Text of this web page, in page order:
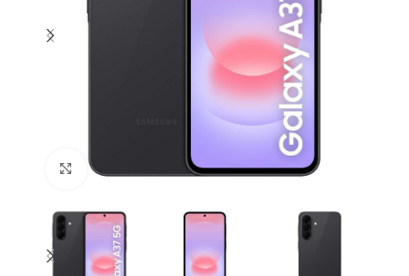
Click to enlarge